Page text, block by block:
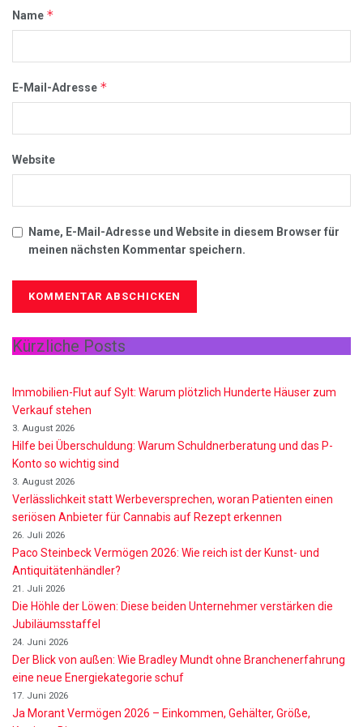
Name *
E-Mail-Adresse *
Website
Name, E-Mail-Adresse und Website in diesem Browser für
meinen nächsten Kommentar speichern.
Kürzliche Posts
Immobilien-Flut auf Sylt: Warum plötzlich Hunderte Häuser zum
Verkauf stehen
3. August 2026
Hilfe bei Überschuldung: Warum Schuldnerberatung und das P-
Konto so wichtig sind
3. August 2026
Verlässlichkeit statt Werbeversprechen, woran Patienten einen
seriösen Anbieter für Cannabis auf Rezept erkennen
26. Juli 2026
Paco Steinbeck Vermögen 2026: Wie reich ist der Kunst- und
Antiquitätenhändler?
21. Juli 2026
Die Höhle der Löwen: Diese beiden Unternehmer verstärken die
Jubiläumsstaffel
24. Juni 2026
Der Blick von außen: Wie Bradley Mundt ohne Branchenerfahrung
eine neue Energiekategorie schuf
17. Juni 2026
Ja Morant Vermögen 2026 – Einkommen, Gehälter, Größe,